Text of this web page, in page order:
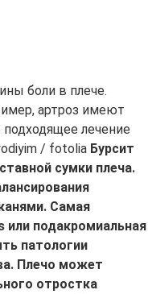
боли в плече.
артроз имеют
лечение
/ fotolia Бурсит
сумки плеча.
Самая
или подакромиальная
патологии
Плечо может
отростка